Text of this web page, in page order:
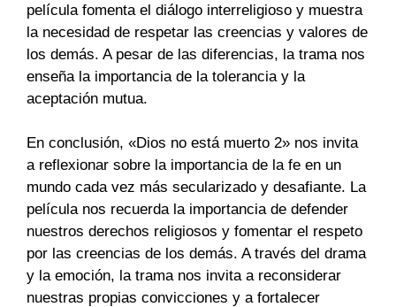
película fomenta el diálogo interreligioso y muestra
la necesidad de respetar las creencias y valores de
los demás. A pesar de las diferencias, la trama nos
enseña la importancia de la tolerancia y la
aceptación mutua.
En conclusión, «Dios no está muerto 2» nos invita
a reflexionar sobre la importancia de la fe en un
mundo cada vez más secularizado y desafiante. La
película nos recuerda la importancia de defender
nuestros derechos religiosos y fomentar el respeto
por las creencias de los demás. A través del drama
y la emoción, la trama nos invita a reconsiderar
nuestras propias convicciones y a fortalecer